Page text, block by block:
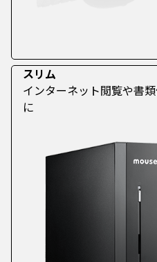
スリム
インターネット閲覧や書
に